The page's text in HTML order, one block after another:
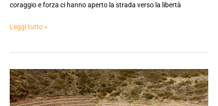
coraggio e forza ci hanno aperto la strada verso la libertà
Leggi tutto »
Rito
del
Grembo,